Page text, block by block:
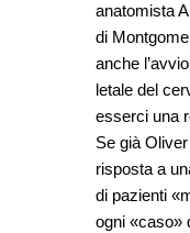
anatomista
di
anche
letale del
esserci una
Se già
risposta a
di pazienti
ogni «caso»